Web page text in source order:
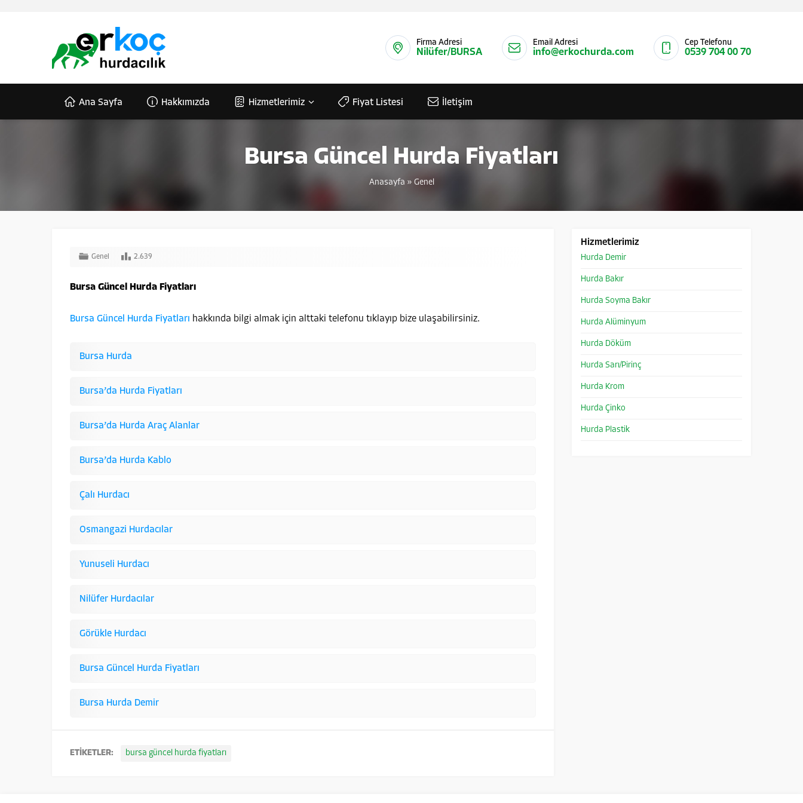
Firma Adresi
Nilüfer/BURSA
Email Adresi
info@erkochurda.com
Cep Telefonu
0539 704 00 70
Ana Sayfa Hakkımızda Hizmetlerimiz Fiyat Listesi İletişim
Bursa Güncel Hurda Fiyatları
Anasayfa » Genel
Genel 2.639
Bursa Güncel Hurda Fiyatları
Bursa Güncel Hurda Fiyatları hakkında bilgi almak için alttaki telefonu tıklayıp bize ulaşabilirsiniz.
Bursa Hurda
Bursa’da Hurda Fiyatları
Bursa’da Hurda Araç Alanlar
Bursa’da Hurda Kablo
Çalı Hurdacı
Osmangazi Hurdacılar
Yunuseli Hurdacı
Nilüfer Hurdacılar
Görükle Hurdacı
Bursa Güncel Hurda Fiyatları
Bursa Hurda Demir
ETİKETLER: bursa güncel hurda fiyatları
Hizmetlerimiz
Hurda Demir
Hurda Bakır
Hurda Soyma Bakır
Hurda Alüminyum
Hurda Döküm
Hurda Sarı/Pirinç
Hurda Krom
Hurda Çinko
Hurda Plastik